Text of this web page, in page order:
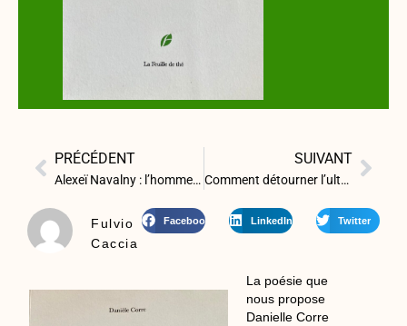
PRÉCÉDENT
Alexeï Navalny : l’homme qui a dit non.
SUIVANT
Comment détourner l’ultra-capitalisme mafieux de Poutine
Fulvio
Caccia
Facebook LinkedIn Twitter
La poésie que
nous propose
Danielle Corre